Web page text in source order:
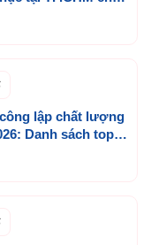
lập chất lượng
Danh sách top &